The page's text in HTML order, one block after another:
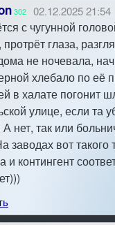
302 02.12.2025 21:54
с чугунной
глаза,
не ночевала,
хлебало по её
в халате погонит
улице, если та
А нет, так или
заводах вот такого
и контингент